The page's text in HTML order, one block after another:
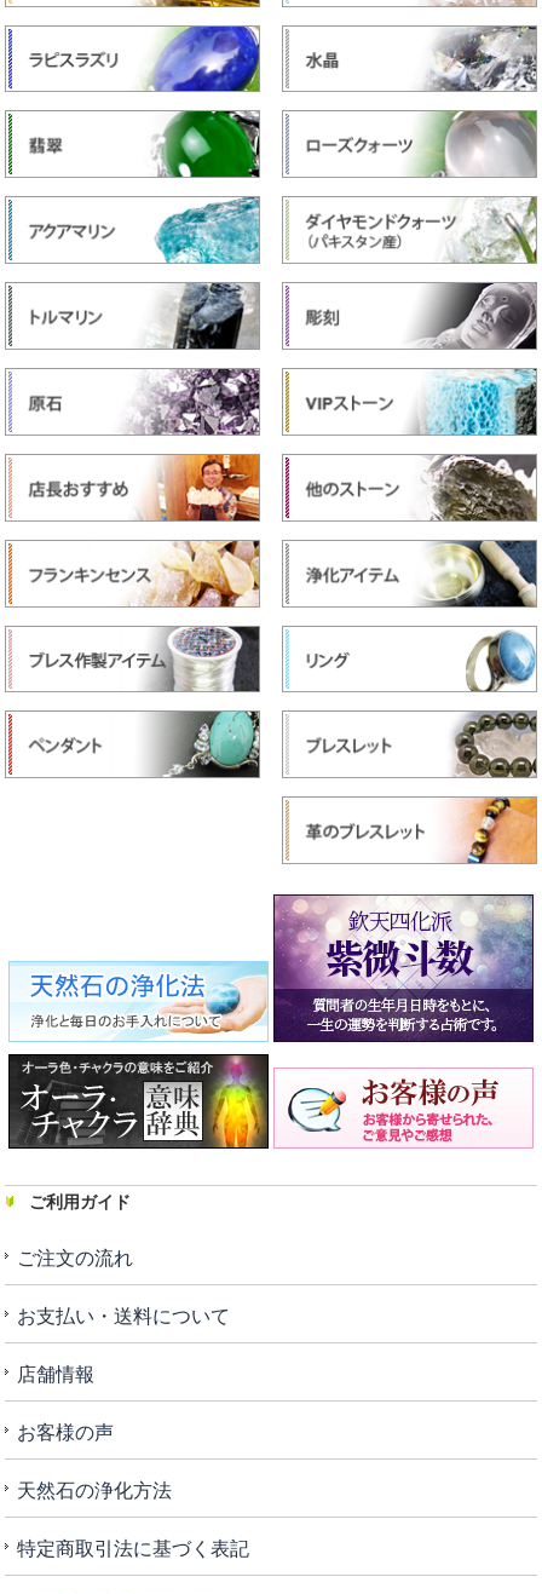
ご利用ガイド
ご注文の流れ
お支払い・送料について
店舗情報
お客様の声
天然石の浄化方法
特定商取引法に基づく表記